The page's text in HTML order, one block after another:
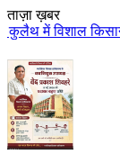
ताज़ा ख़बर
आयोजित